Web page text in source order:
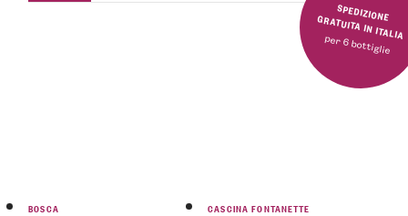
SPEDIZIONE GRATUITA IN ITALIA
per 6 bottiglie
BOSCA CASCINA FONTANETTE